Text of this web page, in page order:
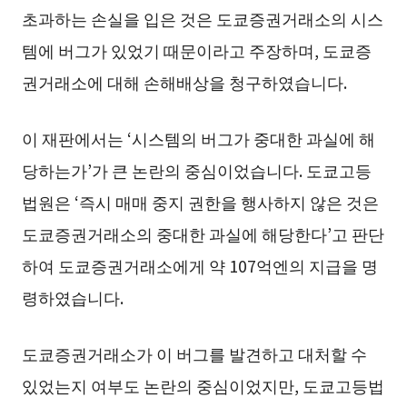
초과하는 손실을 입은 것은 도쿄증권거래소의 시스
템에 버그가 있었기 때문이라고 주장하며, 도쿄증
권거래소에 대해 손해배상을 청구하였습니다.
이 재판에서는 ‘시스템의 버그가 중대한 과실에 해
당하는가’가 큰 논란의 중심이었습니다. 도쿄고등
법원은 ‘즉시 매매 중지 권한을 행사하지 않은 것은
도쿄증권거래소의 중대한 과실에 해당한다’고 판단
하여 도쿄증권거래소에게 약 107억엔의 지급을 명
령하였습니다.
도쿄증권거래소가 이 버그를 발견하고 대처할 수
있었는지 여부도 논란의 중심이었지만, 도쿄고등법